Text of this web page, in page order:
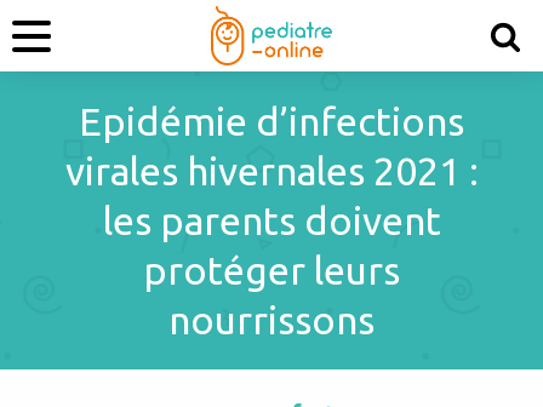
Epidémie d’infections
virales hivernales 2021 :
les parents doivent
protéger leurs
nourrissons